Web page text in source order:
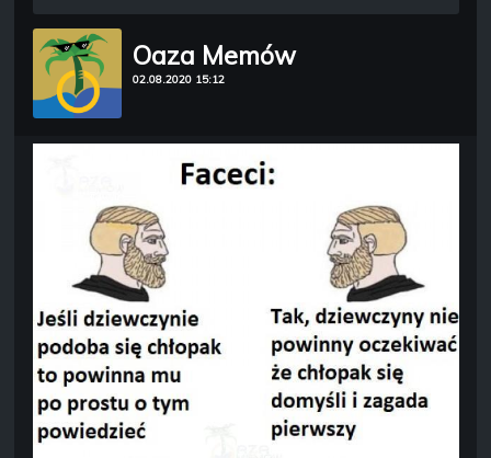
Oaza Memów
02.08.2020 15:12